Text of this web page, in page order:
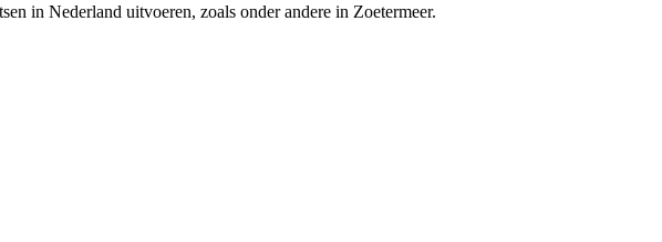
in Nederland uitvoeren, zoals onder andere in Zoetermeer.